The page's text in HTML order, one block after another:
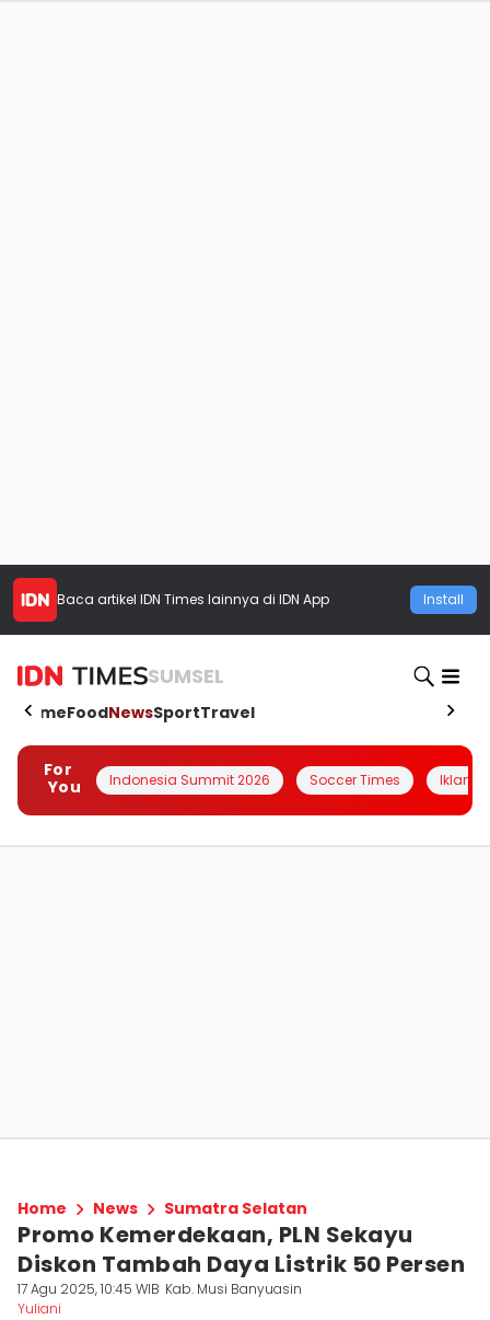
Baca artikel IDN Times lainnya di IDN App Install
SUMSEL
HomeFoodNewsSportTravel
For
You
Indonesia Summit 2026 Soccer Times Iklanin
Home News Sumatra Selatan
Promo Kemerdekaan, PLN Sekayu
Diskon Tambah Daya Listrik 50 Persen
17 Agu 2025, 10:45 WIB Kab. Musi Banyuasin
Yuliani